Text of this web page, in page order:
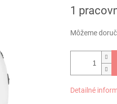
cena:
1
Môžeme
Detailné